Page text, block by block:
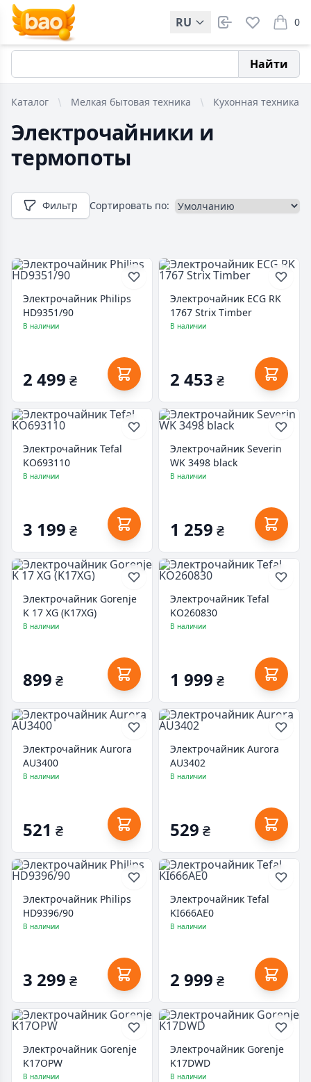
RU 0
items
Найти
Каталог Мелкая бытовая техника Кухонная техника
Электрочайники и
термопоты
Фильтр Сортировать по:
Электрочайник Philips
HD9351/90
В наличии
2 499 ₴
Электрочайник ECG RK
1767 Strix Timber
В наличии
2 453 ₴
Электрочайник Tefal
KO693110
В наличии
3 199 ₴
Электрочайник Severin
WK 3498 black
В наличии
1 259 ₴
Электрочайник Gorenje
K 17 XG (K17XG)
В наличии
899 ₴
Электрочайник Tefal
KO260830
В наличии
1 999 ₴
Электрочайник Aurora
AU3400
В наличии
521 ₴
Электрочайник Aurora
AU3402
В наличии
529 ₴
Электрочайник Philips
HD9396/90
В наличии
3 299 ₴
Электрочайник Tefal
KI666AE0
В наличии
2 999 ₴
Электрочайник Gorenje
K17OPW
В наличии
Электрочайник Gorenje
K17DWD
В наличии